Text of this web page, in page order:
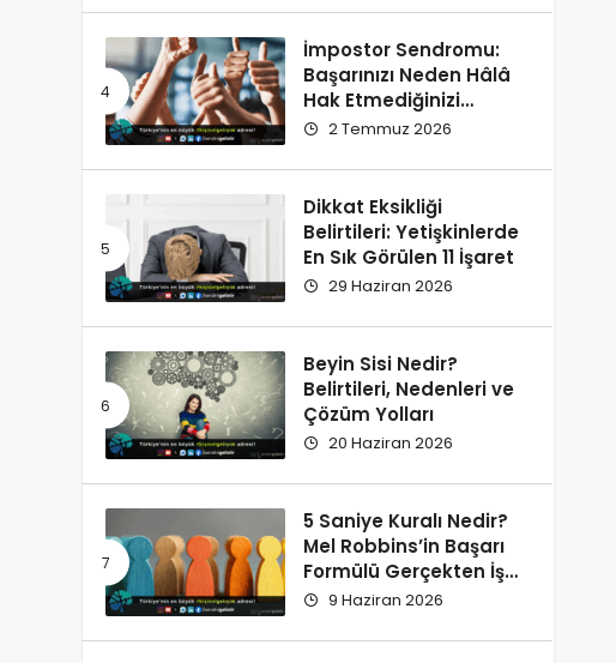
İmpostor Sendromu:
Başarınızı Neden Hâlâ
Hak Etmediğinizi
Düşünüyorsunuz?
2 Temmuz 2026
Dikkat Eksikliği
Belirtileri: Yetişkinlerde
En Sık Görülen 11 İşaret
29 Haziran 2026
Beyin Sisi Nedir?
Belirtileri, Nedenleri ve
Çözüm Yolları
20 Haziran 2026
5 Saniye Kuralı Nedir?
Mel Robbins’in Başarı
Formülü Gerçekten İşe
Yarıyor
9 Haziran 2026